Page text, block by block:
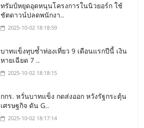
ทรัมป์หยุดอุดหนุนโครงการในนิวยอร์ก ใช้
ชัตดาวน์ปลดพนักงา..
2025-10-02 18:18:59
บาทแข็งทุบซ้ำท่องเที่ยว 9 เดือนแรกปีนี้ เงิน
หายเฉียด 7 ..
2025-10-02 18:18:15
กกร. หวั่นบาทแข็ง กดส่งออก หวังรัฐกระตุ้น
เศรษฐกิจ ดัน G..
2025-10-02 18:17:14